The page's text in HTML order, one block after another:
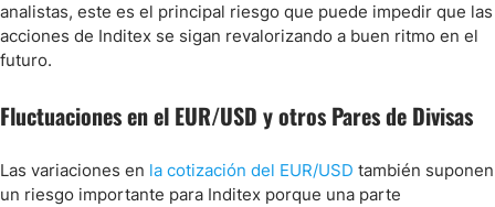
analistas, este es el principal riesgo que puede impedir que las
acciones de Inditex se sigan revalorizando a buen ritmo en el
futuro.
Fluctuaciones en el EUR/USD y otros Pares de Divisas
Las variaciones en la cotización del EUR/USD también suponen
un riesgo importante para Inditex porque una parte